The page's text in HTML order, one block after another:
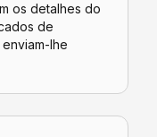
os detalhes do
de
enviam-lhe